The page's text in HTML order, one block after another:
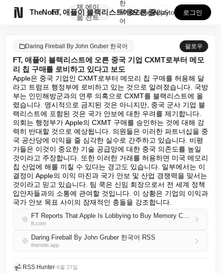
TheNote
제
품
에이
전트
FT, 애플이 블랙리스트에 오른 중국 기업 CXMT로부...
한
국
어
GooglePlay
AppStore 로그인
Daring Fireball By John Gruber 한국어 팔로우
FT, 애플이 블랙리스트에 오른 중국 기업 CXMT로부터 메모
리 칩 구매를 로비하고 있다고 보도
Apple은 중국 기업인 CXMT로부터 메모리 칩 구매를 허용해 달
라고 트럼프 행정부에 로비하고 있는 것으로 알려졌습니다. 국방
부는 인민해방군과의 연루 의혹으로 CXMT를 블랙리스트에 올
렸습니다. 명시적으로 금지된 것은 아니지만, 중국 군사 기업 블
랙리스트에 포함된 것은 국가 안보에 대한 우려를 제기합니다.
의회는 행정부가 Apple의 CXMT 구매를 승인하는 것에 대해 강
력히 반대할 것으로 예상됩니다. 의원들은 이러한 파트너십을 중
국 공산당에 이익을 줄 심각한 실수로 간주하고 있습니다. 비평
가들은 이것이 중요한 기술 공급망에 대한 중국 의존도를 높일
것이라고 주장합니다. 또한 이러한 거래를 허용하면 미국 메모리
칩 산업에 해를 끼칠 수 있다는 경고도 있습니다. 일부에서는 이
결정이 Apple의 이익 마진과 국가 안보 및 산업 경쟁력을 맞서는
것이라고 믿고 있습니다. 팀 쿡은 신임 회장으로서 전 세계 정책
입안자들과의 소통에 관여할 것입니다. 이 상황은 기업의 이익과
국가 안보 목표 사이의 잠재적인 충돌을 강조합니다.
FT Reports That Apple Is Lobbying to Buy Memory Chips From Blacklisted Chinese Company CXMT
ft.com
Daring Fireball By John Gruber 한국어 RSS
thenote.app
RSS Hunter•6월 27일